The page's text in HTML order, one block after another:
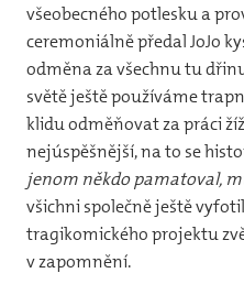
všeobecného potlesku a
ceremoniálně předal JoJo
odměna za všechnu tu
světě ještě používáme
klidu odměňovat za práci
nejúspěšnější, na to se
jenom někdo pamatoval,
všichni společně ještě
tragikomického projektu
v zapomnění.